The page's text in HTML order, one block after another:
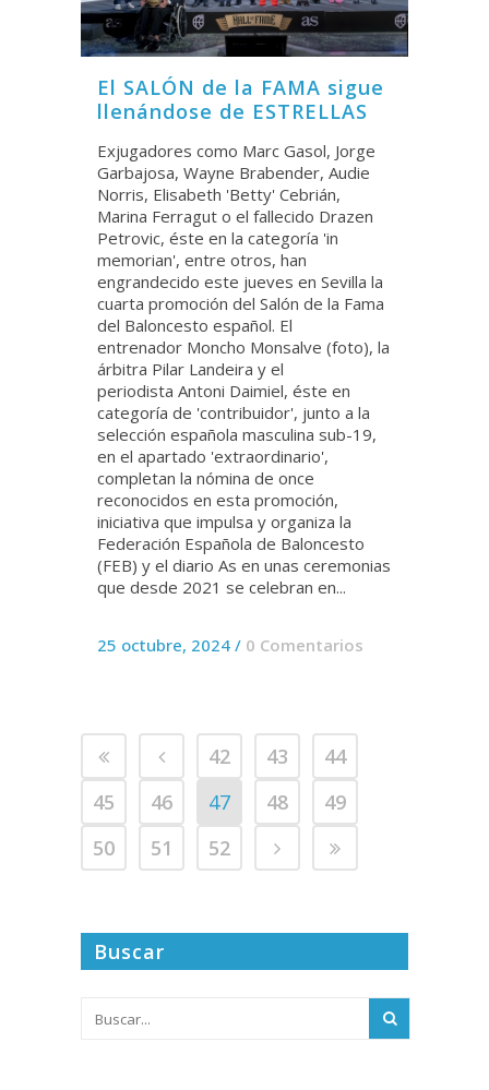
El SALÓN de la FAMA sigue
llenándose de ESTRELLAS
Exjugadores como Marc Gasol, Jorge
Garbajosa, Wayne Brabender, Audie
Norris, Elisabeth 'Betty' Cebrián,
Marina Ferragut o el fallecido Drazen
Petrovic, éste en la categoría 'in
memorian', entre otros, han
engrandecido este jueves en Sevilla la
cuarta promoción del Salón de la Fama
del Baloncesto español. El
entrenador Moncho Monsalve (foto), la
árbitra Pilar Landeira y el
periodista Antoni Daimiel, éste en
categoría de 'contribuidor', junto a la
selección española masculina sub-19,
en el apartado 'extraordinario',
completan la nómina de once
reconocidos en esta promoción,
iniciativa que impulsa y organiza la
Federación Española de Baloncesto
(FEB) y el diario As en unas ceremonias
que desde 2021 se celebran en...
25 octubre, 2024 / 0 Comentarios
42 43
44
45
46 47 48
49
50
51 52
Buscar